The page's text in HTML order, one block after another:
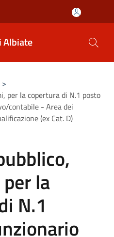
Albiate
>
per la copertura di N.1 posto
contabile - Area dei
(ex Cat. D)
la
N.1